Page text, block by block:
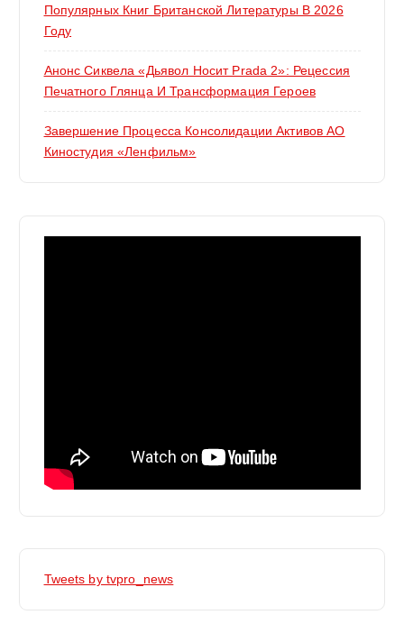
Популярных Книг Британской Литературы В 2026
Году
Анонс Сиквела «Дьявол Носит Prada 2»: Рецессия
Печатного Глянца И Трансформация Героев
Завершение Процесса Консолидации Активов АО
Киностудия «Ленфильм»
Tweets by tvpro_news